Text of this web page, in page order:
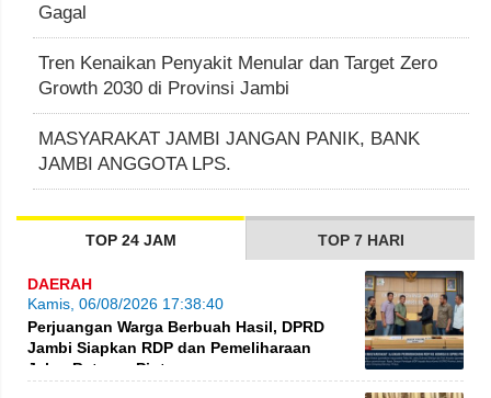
Gagal
Tren Kenaikan Penyakit Menular dan Target Zero
Growth 2030 di Provinsi Jambi
MASYARAKAT JAMBI JANGAN PANIK, BANK
JAMBI ANGGOTA LPS.
TOP 24 JAM TOP 7 HARI
DAERAH
Kamis, 06/08/2026 17:38:40
Perjuangan Warga Berbuah Hasil, DPRD
Jambi Siapkan RDP dan Pemeliharaan
Jalan Betung–Pintas